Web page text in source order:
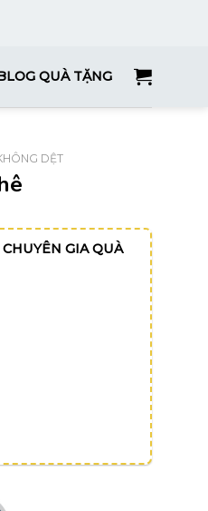
QUÀ TẶNG
DỆT
GIA QUÀ